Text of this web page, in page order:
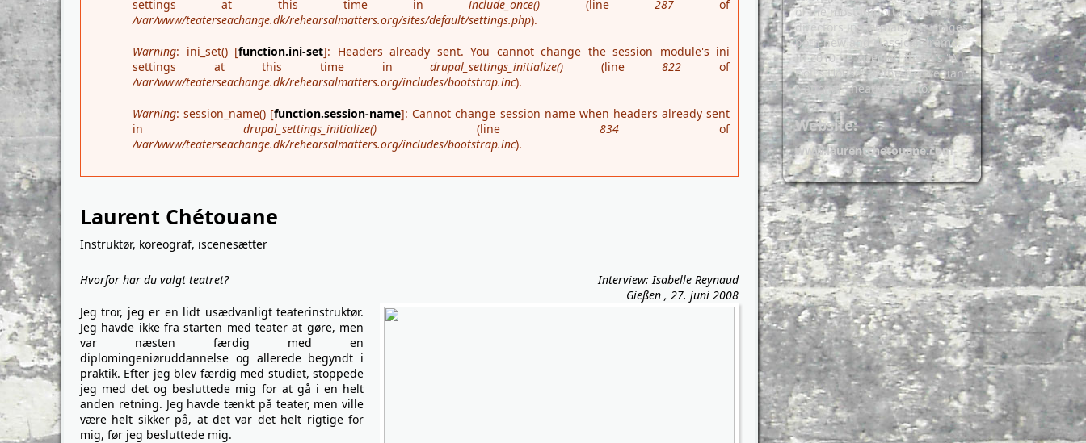
settings at this time ininclude_once() (line 287of
/var/www/teaterseachange.dk/rehearsalmatters.org/sites/default/settings.php).
Warning: ini_set() [function.ini-set]: Headers already sent. You cannot change the session module's ini
settings at this time indrupal_settings_initialize() (line822 of
/var/www/teaterseachange.dk/rehearsalmatters.org/includes/bootstrap.inc).
Warning: session_name() [function.session-name]: Cannot change session name when headers already sent
in drupal_settings_initialize()(line834 of
/var/www/teaterseachange.dk/rehearsalmatters.org/includes/bootstrap.inc).
Laurent Chétouane
Instruktør, koreograf, iscenesætter
Interview: Isabelle Reynaud
Gießen , 27. juni 2008
Hvorfor har du valgt teatret?
Jeg tror, jeg er en lidt usædvanligt teaterinstruktør.
Jeg havde ikke fra starten med teater at gøre, men
var næsten færdig med en
diplomingeniøruddannelse og allerede begyndt i
praktik. Efter jeg blev færdig med studiet, stoppede
jeg med det og besluttede mig for at gå i en helt
anden retning. Jeg havde tænkt på teater, men ville
være helt sikker på, at det var det helt rigtige for
mig, før jeg besluttede mig.
of the most important young
directors in Germany, he stages
both new and classical drama.
In 2010 he directed Ibsen's "A
Doll's House" at the Norwegian
National Theatre in Oslo.
Website:
www.laurentchetouane.com